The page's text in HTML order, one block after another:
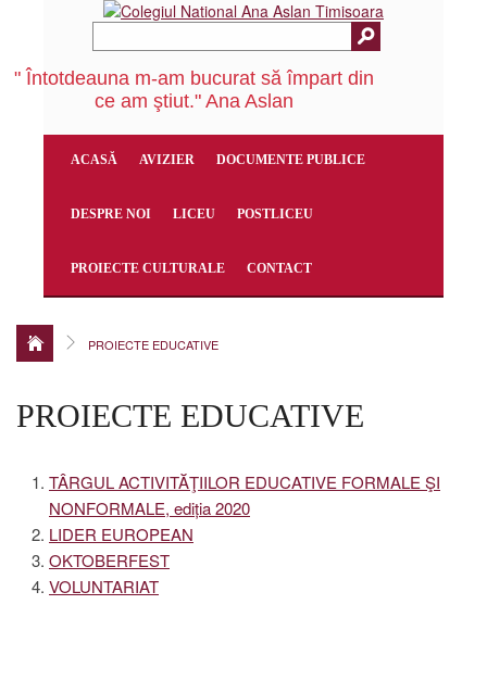
" Întotdeauna m-am bucurat să împart din
ce am ştiut." Ana Aslan
ACASĂ AVIZIER DOCUMENTE PUBLICE
DESPRE NOI LICEU POSTLICEU
PROIECTE CULTURALE CONTACT
PROIECTE EDUCATIVE
PROIECTE EDUCATIVE
TÂRGUL ACTIVITĂŢIILOR EDUCATIVE FORMALE ŞI
NONFORMALE, ediția 2020
LIDER EUROPEAN
OKTOBERFEST
VOLUNTARIAT